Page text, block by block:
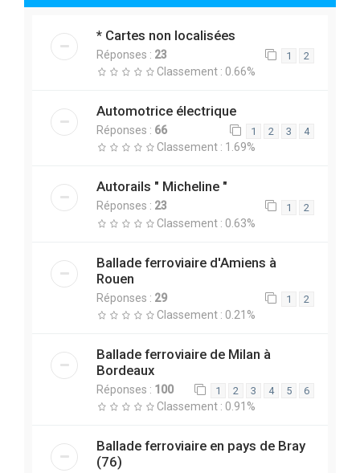
* Cartes non localisées
Réponses : 23 1 2
Classement : 0.66%
Automotrice électrique
Réponses : 66 1 2 3 4
Classement : 1.69%
Autorails " Micheline "
Réponses : 23 1 2
Classement : 0.63%
Ballade ferroviaire d'Amiens à
Rouen
Réponses : 29 1 2
Classement : 0.21%
Ballade ferroviaire de Milan à
Bordeaux
Réponses : 100 1 2 3 4 5 6
Classement : 0.91%
Ballade ferroviaire en pays de Bray
(76)